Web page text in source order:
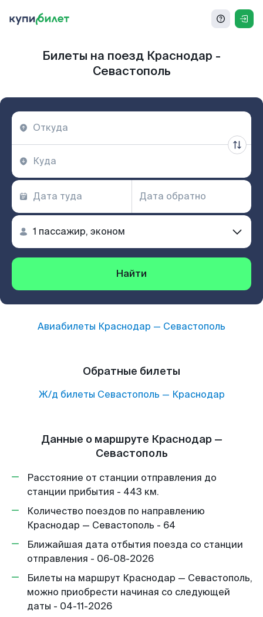
Билеты на поезд Краснодар -
Севастополь
Найти
Авиабилеты Краснодар — Севастополь
Обратные билеты
Ж/д билеты Севастополь — Краснодар
Данные о маршруте Краснодар —
Севастополь
Расстояние от станции отправления до
станции прибытия - 443 км.
Количество поездов по направлению
Краснодар — Севастополь - 64
Ближайшая дата отбытия поезда со станции
отправления - 06-08-2026
Билеты на маршрут Краснодар — Севастополь,
можно приобрести начиная со следующей
даты - 04-11-2026